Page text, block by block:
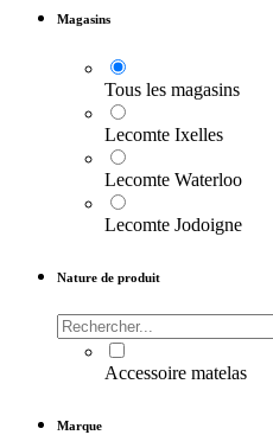
Magasins
Tous les magasins
Lecomte Ixelles
Lecomte Waterloo
Lecomte Jodoigne
Nature de produit
Accessoire matelas
Marque